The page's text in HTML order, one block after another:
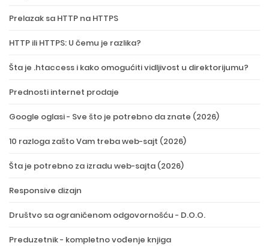
Prelazak sa HTTP na HTTPS
HTTP ili HTTPS: U čemu je razlika?
Šta je .htaccess i kako omogućiti vidljivost u direktorijumu?
Prednosti internet prodaje
Google oglasi - Sve što je potrebno da znate (2026)
10 razloga zašto Vam treba web-sajt (2026)
Šta je potrebno za izradu web-sajta (2026)
Responsive dizajn
Društvo sa ograničenom odgovornošću - D.O.O.
Preduzetnik - kompletno vođenje knjiga